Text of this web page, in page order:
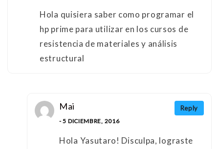
Hola quisiera saber como programar el
hp prime para utilizar en los cursos de
resistencia de materiales y análisis
estructural
Reply
Mai
- 5 DICIEMBRE, 2016
Hola Yasutaro! Disculpa, lograste